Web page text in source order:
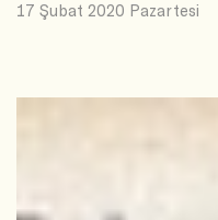
17 Şubat 2020 Pazartesi